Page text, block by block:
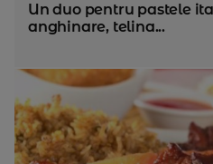
Un duo pentru pastele
anghinare, telina...